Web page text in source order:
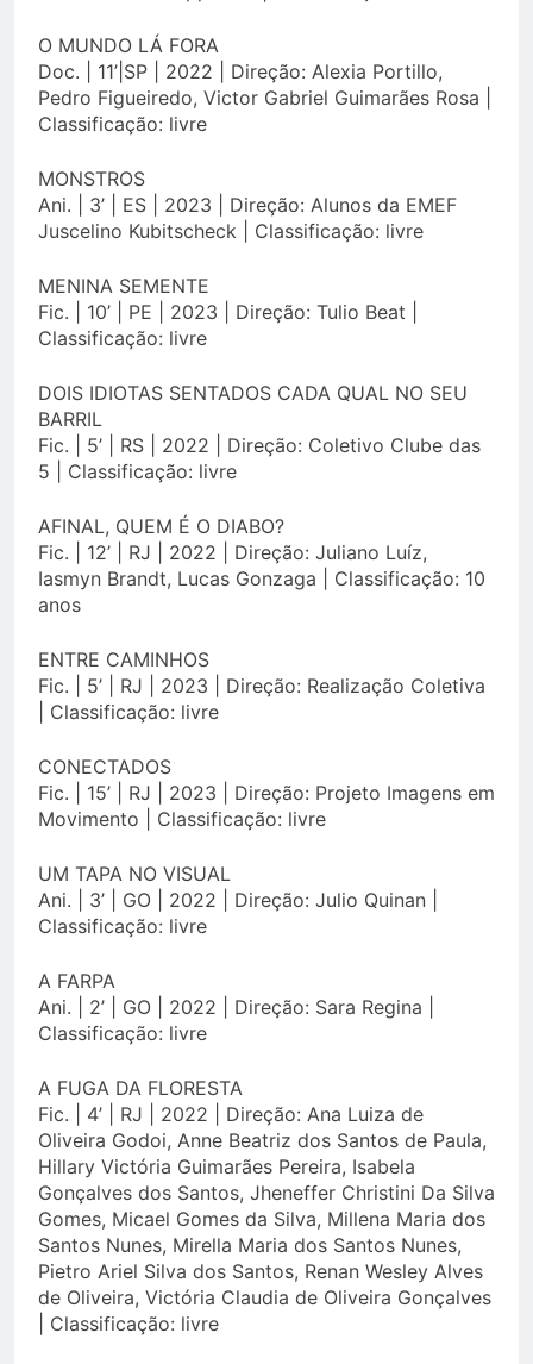
O MUNDO LÁ FORA
Doc. | 11’|SP | 2022 | Direção: Alexia Portillo,
Pedro Figueiredo, Victor Gabriel Guimarães Rosa |
Classificação: livre
MONSTROS
Ani. | 3’ | ES | 2023 | Direção: Alunos da EMEF
Juscelino Kubitscheck | Classificação: livre
MENINA SEMENTE
Fic. | 10’ | PE | 2023 | Direção: Tulio Beat |
Classificação: livre
DOIS IDIOTAS SENTADOS CADA QUAL NO SEU
BARRIL
Fic. | 5’ | RS | 2022 | Direção: Coletivo Clube das
5 | Classificação: livre
AFINAL, QUEM É O DIABO?
Fic. | 12’ | RJ | 2022 | Direção: Juliano Luíz,
Iasmyn Brandt, Lucas Gonzaga | Classificação: 10
anos
ENTRE CAMINHOS
Fic. | 5’ | RJ | 2023 | Direção: Realização Coletiva
| Classificação: livre
CONECTADOS
Fic. | 15’ | RJ | 2023 | Direção: Projeto Imagens em
Movimento | Classificação: livre
UM TAPA NO VISUAL
Ani. | 3’ | GO | 2022 | Direção: Julio Quinan |
Classificação: livre
A FARPA
Ani. | 2’ | GO | 2022 | Direção: Sara Regina |
Classificação: livre
A FUGA DA FLORESTA
Fic. | 4’ | RJ | 2022 | Direção: Ana Luiza de
Oliveira Godoi, Anne Beatriz dos Santos de Paula,
Hillary Victória Guimarães Pereira, Isabela
Gonçalves dos Santos, Jheneffer Christini Da Silva
Gomes, Micael Gomes da Silva, Millena Maria dos
Santos Nunes, Mirella Maria dos Santos Nunes,
Pietro Ariel Silva dos Santos, Renan Wesley Alves
de Oliveira, Victória Claudia de Oliveira Gonçalves
| Classificação: livre